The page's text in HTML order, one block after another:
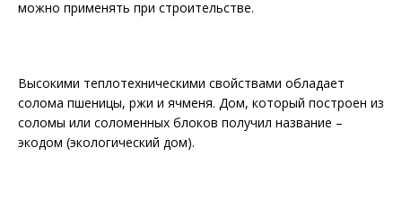
можно применять при строительстве.
Высокими теплотехническими свойствами обладает
солома пшеницы, ржи и ячменя. Дом, который построен из
соломы или соломенных блоков получил название –
экодом (экологический дом).